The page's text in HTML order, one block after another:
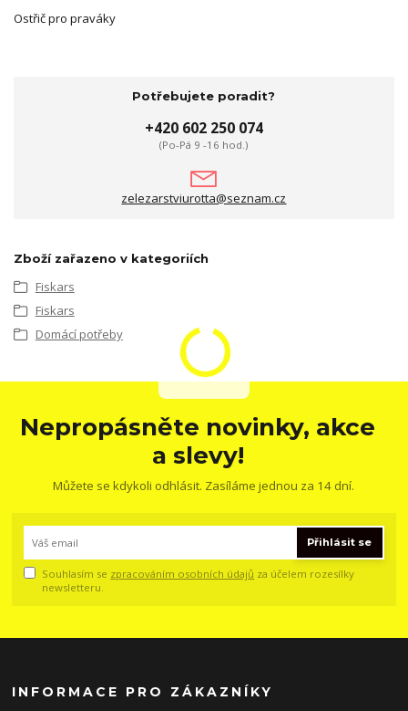
Ostřič pro praváky
Potřebujete poradit?
+420 602 250 074
(Po-Pá 9 -16 hod.)
zelezarstviurotta@seznam.cz
Zboží zařazeno v kategoriích
Fiskars
Fiskars
Domácí potřeby
Nepropásněte novinky, akce
a slevy!
Můžete se kdykoli odhlásit. Zasíláme jednou za 14 dní.
Přihlásit se
Souhlasím se zpracováním osobních údajů za účelem rozesílky
newsletteru.
INFORMACE PRO ZÁKAZNÍKY